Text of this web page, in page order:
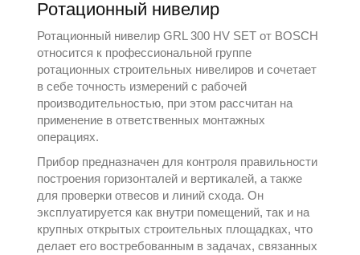
Ротационный нивелир
Ротационный нивелир GRL 300 HV SET от BOSCH
относится к профессиональной группе
ротационных строительных нивелиров и сочетает
в себе точность измерений с рабочей
производительностью, при этом рассчитан на
применение в ответственных монтажных
операциях.
Прибор предназначен для контроля правильности
построения горизонталей и вертикалей, а также
для проверки отвесов и линий схода. Он
эксплуатируется как внутри помещений, так и на
крупных открытых строительных площадках, что
делает его востребованным в задачах, связанных